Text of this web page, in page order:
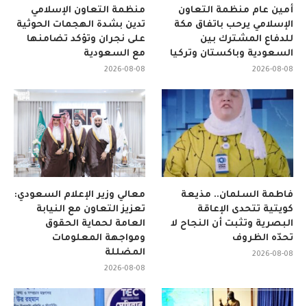
منظمة التعاون الإسلامي
تدين بشدة الهجمات الحوثية
على نجران وتؤكد تضامنها
مع السعودية
2026-08-08
أمين عام منظمة التعاون
الإسلامي يرحب باتفاق مكة
للدفاع المشترك بين
السعودية وباكستان وتركيا
2026-08-08
معالي وزير الإعلام السعودي:
تعزيز التعاون مع النيابة
العامة لحماية الحقوق
ومواجهة المعلومات
المضللة
2026-08-08
فاطمة السلمان.. مذيعة
كويتية تتحدى الإعاقة
البصرية وتثبت أن النجاح لا
تحدّه الظروف
2026-08-08